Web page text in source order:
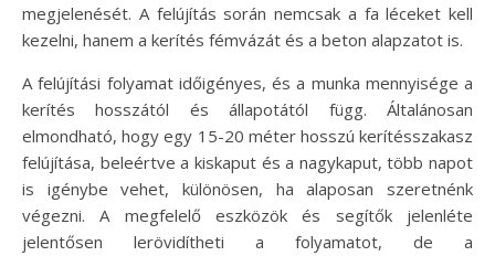
megjelenését. A felújítás során nemcsak a fa léceket kell
kezelni, hanem a kerítés fémvázát és a beton alapzatot is.
A felújítási folyamat időigényes, és a munka mennyisége a
kerítés hosszától és állapotától függ. Általánosan
elmondható, hogy egy 15-20 méter hosszú kerítésszakasz
felújítása, beleértve a kiskaput és a nagykaput, több napot
is igénybe vehet, különösen, ha alaposan szeretnénk
végezni. A megfelelő eszközök és segítők jelenléte
jelentősen lerövidítheti a folyamatot, de a